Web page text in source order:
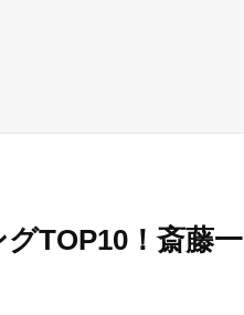
TOP10！斎藤一